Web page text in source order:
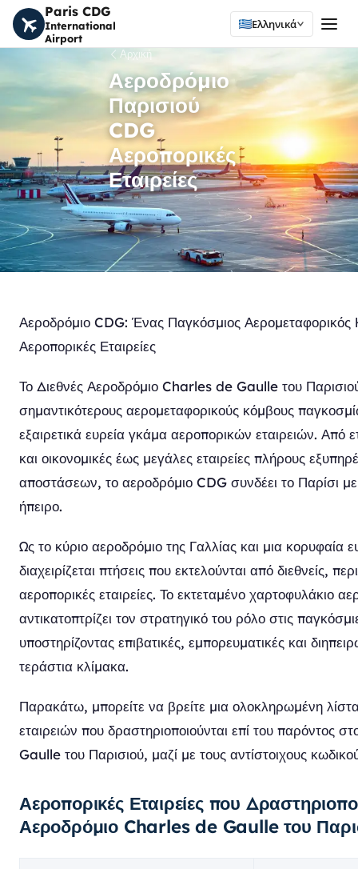
Paris CDG
International
Airport
Ελληνικά
Αρχική
Αεροδρόμιο
Παρισιού
CDG
Αεροπορικές
Εταιρείες
Αεροδρόμιο CDG: Ένας Παγκόσμιος Αερομεταφορικός
Αεροπορικές Εταιρείες
Το Διεθνές Αεροδρόμιο Charles de Gaulle του
σημαντικότερους αερομεταφορικούς κόμβους
εξαιρετικά ευρεία γκάμα αεροπορικών εταιρειών. Από
και οικονομικές έως μεγάλες εταιρείες πλήρους
αποστάσεων, το αεροδρόμιο CDG συνδέει το Παρίσι
ήπειρο.
Ως το κύριο αεροδρόμιο της Γαλλίας και μια κορυφαία
διαχειρίζεται πτήσεις που εκτελούνται από διεθνείς,
αεροπορικές εταιρείες. Το εκτεταμένο χαρτοφυλάκιο
αντικατοπτρίζει τον στρατηγικό του ρόλο στις
υποστηρίζοντας επιβατικές, εμπορευματικές και
τεράστια κλίμακα.
Παρακάτω, μπορείτε να βρείτε μια ολοκληρωμένη
εταιρειών που δραστηριοποιούνται επί του παρόντος
Gaulle του Παρισιού, μαζί με τους αντίστοιχους
Αεροπορικές Εταιρείες που
Αεροδρόμιο Charles de Gaulle του